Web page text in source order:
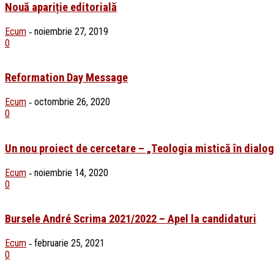
Nouă apariție editorială
Ecum - noiembrie 27, 2019
0
Reformation Day Message
Ecum - octombrie 26, 2020
0
Un nou proiect de cercetare – „Teologia mistică în
Ecum - noiembrie 14, 2020
0
Bursele André Scrima 2021/2022 – Apel la candidaturi
Ecum - februarie 25, 2021
0